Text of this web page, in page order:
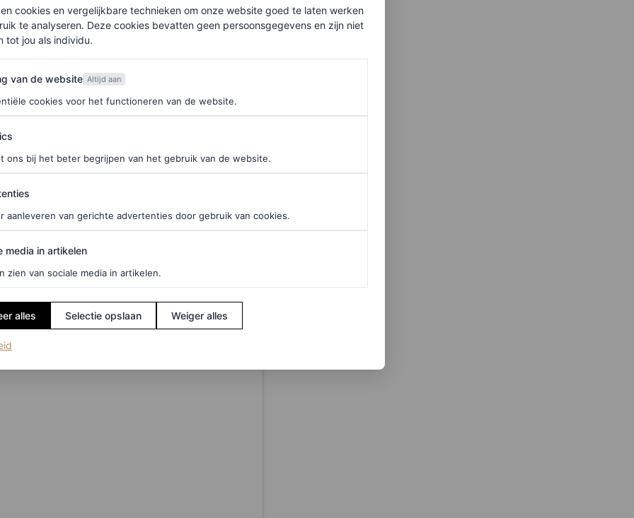
coutureshowmet sterren als Dua Lipa, Kim
een knal terugkomen in de volgende ranglijst.
drie), gevolgd door Valentino. De vijfde plek
stijgt van een tiende naar zevende plaats.
door Diesel op negen en Burberry op tien.
items van het moment, staat Diesel op de eerste
kwartaal van 2022. Daarna komen de
door de Jean Paul Gaultier x Lotta Volkova-
Tech-cargobroek.
cookies en vergelijkbare technieken om onze website goed te laten werken
te analyseren. Deze cookies bevatten geen persoonsgegevens en zijn niet
tot jou als individu.
de website
van de website Altijd aan
cookies voor het functioneren van de website.
ons bij het beter begrijpen van het gebruik van de website.
aanleveren van gerichte advertenties door gebruik van cookies.
in artikelen
media in artikelen
zien van sociale media in artikelen.
alles Selectie opslaan Weiger alles